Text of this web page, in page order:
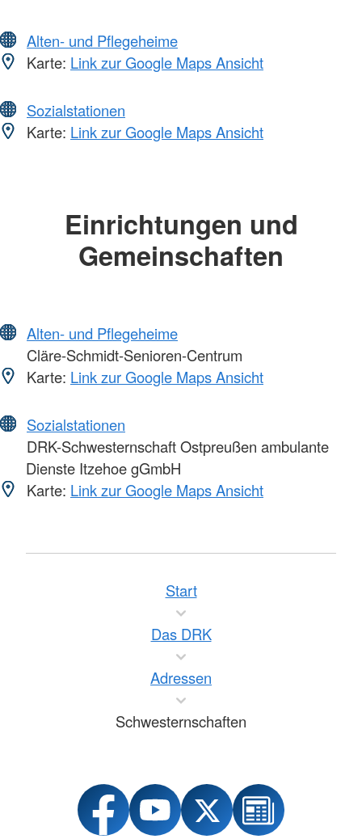
Alten- und Pflegeheime
Karte: Link zur Google Maps Ansicht
Sozialstationen
Karte: Link zur Google Maps Ansicht
Einrichtungen und
Gemeinschaften
Alten- und Pflegeheime
Cläre-Schmidt-Senioren-Centrum
Karte: Link zur Google Maps Ansicht
Sozialstationen
DRK-Schwesternschaft Ostpreußen ambulante
Dienste Itzehoe gGmbH
Karte: Link zur Google Maps Ansicht
Start
Das DRK
Adressen
Schwesternschaften